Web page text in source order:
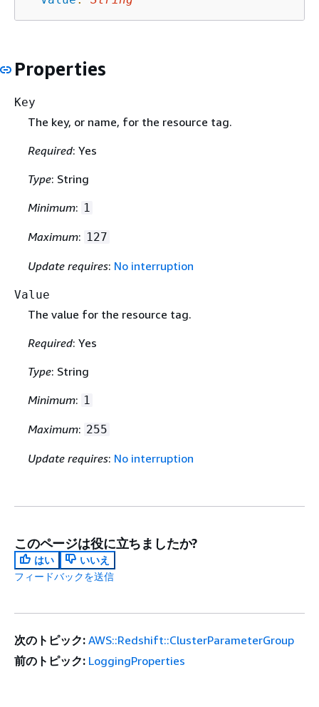
Properties
Key
The key, or name, for the resource tag.
Required: Yes
Type: String
Minimum: 1
Maximum: 127
Update requires: No interruption
Value
The value for the resource tag.
Required: Yes
Type: String
Minimum: 1
Maximum: 255
Update requires: No interruption
このページは役に立ちましたか?
はい
いいえ
フィードバックを送信
次のトピック: AWS::Redshift::ClusterParameterGroup
前のトピック: LoggingProperties